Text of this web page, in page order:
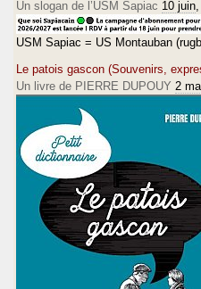
Un slogan de l’USM Sapiac 10 juin
USM Sapiac = US Montauban
Le patois gascon (Souvenirs,
Un livre de PIERRE DUPOUY 2